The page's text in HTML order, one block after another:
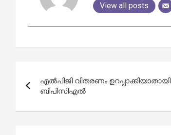
View all posts
navigation
എൽപിജി വിതരണം ഉറപ്പാക്കിയാതായി
ബിപിസിഎൽ